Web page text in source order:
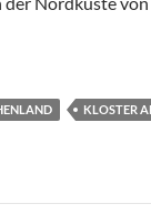
Hinterland von Bali
KLOSTER